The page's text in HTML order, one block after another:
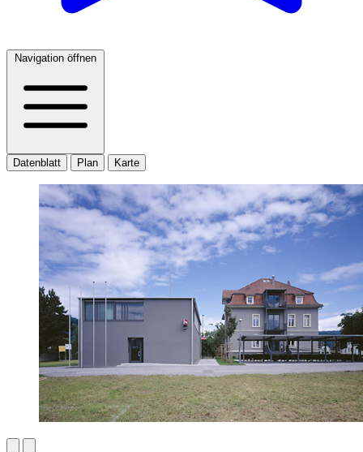
Navigation öffnen
Datenblatt Plan Karte